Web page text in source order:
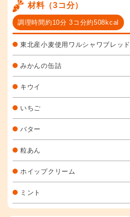
材料（3コ分）
調理時間約10分 3コ分約508kcal
東北産小麦使用ワルシャワブレッド
みかんの缶詰
キウイ
いちご
バター
粒あん
ホイップクリーム
ミント